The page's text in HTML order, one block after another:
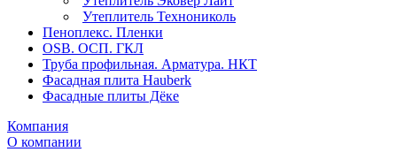
Утеплитель Технониколь
Пеноплекс. Пленки
OSB. ОСП. ГКЛ
Труба профильная. Арматура. НКТ
Фасадная плита Hauberk
Фасадные плиты Дёке
Компания
О компании